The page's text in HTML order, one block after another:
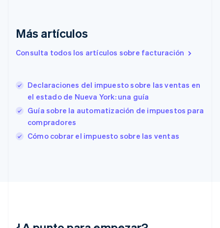
Más artículos
Consulta todos los artículos sobre facturación
Declaraciones del impuesto sobre las ventas en
el estado de Nueva York: una guía
Guía sobre la automatización de impuestos para
compradores
Cómo cobrar el impuesto sobre las ventas
Eslovaquia
Eslovenia
Estados Unidos
EnglishEspañol简体中文
Estonia
Finlandia
English Svenska